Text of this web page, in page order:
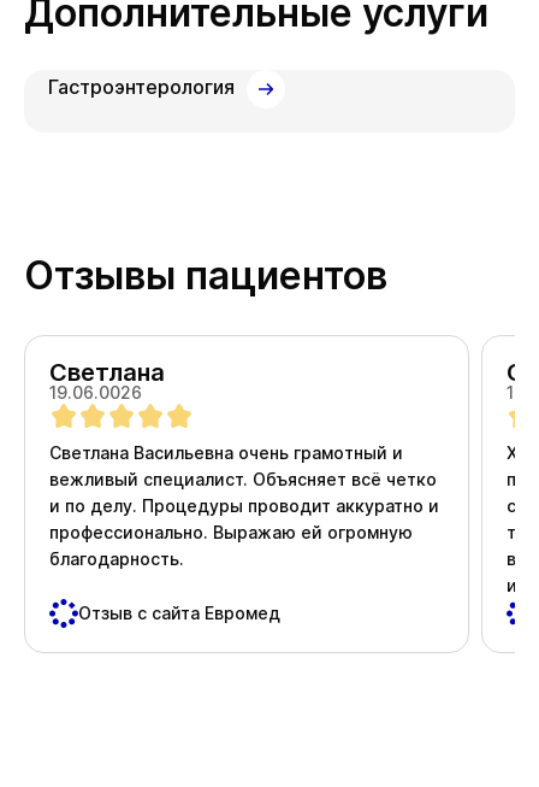
Дополнительные услуги
Гастроэнтерология
Отзывы пациентов
Светлана
19.06.0026
Светлана Васильевна очень грамотный и
вежливый специалист. Объясняет всё четко
и по делу. Процедуры проводит аккуратно и
профессионально. Выражаю ей огромную
благодарность.
Отзыв с сайта Евромед
и